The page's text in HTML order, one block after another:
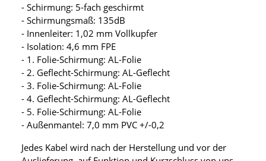
- Schirmung: 5-fach geschirmt
- Schirmungsmaß: 135dB
- Innenleiter: 1,02 mm Vollkupfer
- Isolation: 4,6 mm FPE
- 1. Folie-Schirmung: AL-Folie
- 2. Geflecht-Schirmung: AL-Geflecht
- 3. Folie-Schirmung: AL-Folie
- 4. Geflecht-Schirmung: AL-Geflecht
- 5. Folie-Schirmung: AL-Folie
- Außenmantel: 7,0 mm PVC +/-0,2
Jedes Kabel wird nach der Herstellung und vor der